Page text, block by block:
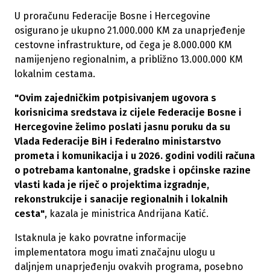
U proračunu Federacije Bosne i Hercegovine
osigurano je ukupno 21.000.000 KM za unaprjeđenje
cestovne infrastrukture, od čega je 8.000.000 KM
namijenjeno regionalnim, a približno 13.000.000 KM
lokalnim cestama.
"Ovim zajedničkim potpisivanjem ugovora s
korisnicima sredstava iz cijele Federacije Bosne i
Hercegovine želimo poslati jasnu poruku da su
Vlada Federacije BiH i Federalno ministarstvo
prometa i komunikacija i u 2026. godini vodili računa
o potrebama kantonalne, gradske i općinske razine
vlasti kada je riječ o projektima izgradnje,
rekonstrukcije i sanacije regionalnih i lokalnih
cesta", kazala je ministrica Andrijana Katić.
Istaknula je kako povratne informacije
implementatora mogu imati značajnu ulogu u
daljnjem unaprjeđenju ovakvih programa, posebno